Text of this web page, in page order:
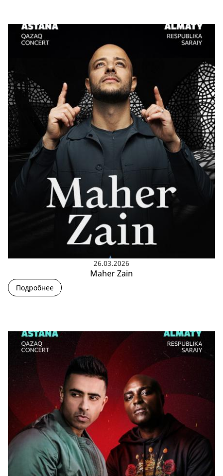
26.03.2026
Maher Zain
Подробнее